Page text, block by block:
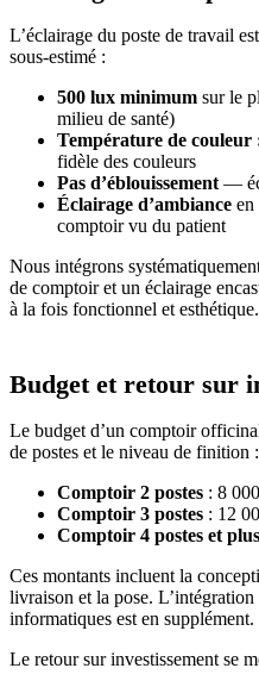
L’éclairage du poste de travail
sous-estimé :
500 lux minimum sur le
milieu de santé)
Température de couleur
fidèle des couleurs
Pas d’éblouissement —
Éclairage d’ambiance
comptoir vu du patient
Nous intégrons
de comptoir et un éclairage
à la fois fonctionnel et esthétique.
Budget et retour sur
Le budget d’un comptoir
de postes et le niveau de finition :
Comptoir 2 postes : 8
Comptoir 3 postes : 12
Comptoir 4 postes et plus
Ces montants incluent la
livraison et la pose.
informatiques est en supplément.
Le retour sur investissement se